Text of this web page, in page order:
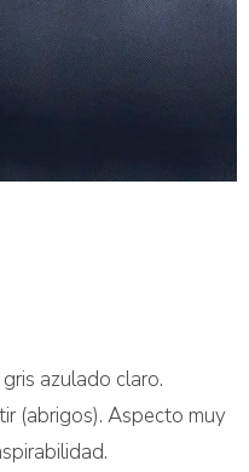
azulado claro.
(abrigos). Aspecto muy